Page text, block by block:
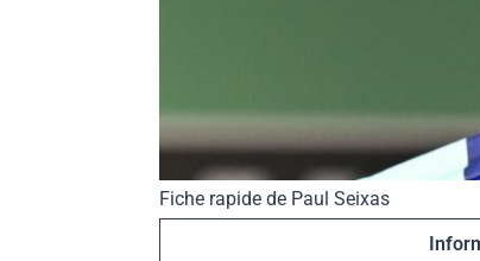
Fiche rapide de Paul Seixas